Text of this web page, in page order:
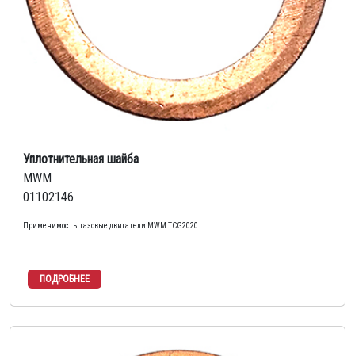
Уплотнительная шайба
MWM
01102146
Применимость: газовые двигатели MWM TCG2020